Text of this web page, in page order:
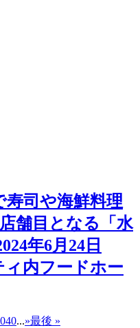
寿司や海鮮料理
舗目となる「水
年6月24日
ィ内フードホー
40...»最後 »